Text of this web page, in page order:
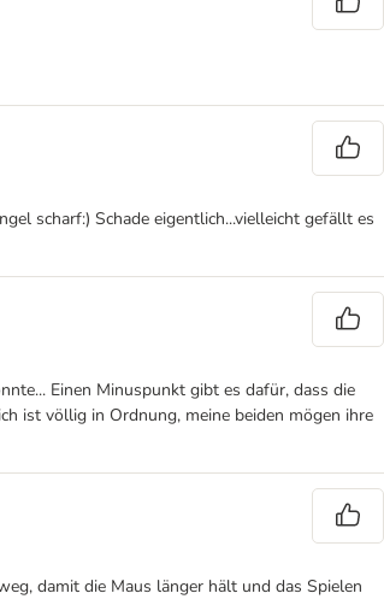
scharf:) Schade eigentlich...vielleicht gefällt es
Einen Minuspunkt gibt es dafür, dass die
ist völlig in Ordnung, meine beiden mögen ihre
damit die Maus länger hält und das Spielen